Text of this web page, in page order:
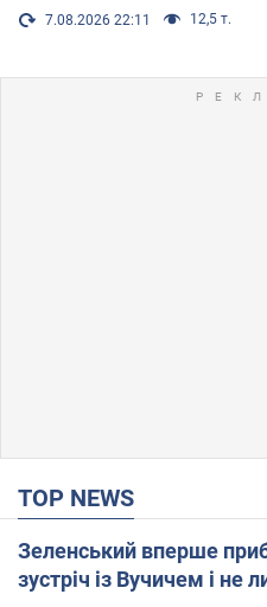
7.08.2026 22:11 12,5 т.
TOP NEWS
Зеленський вперше
зустріч із Вучичем і не